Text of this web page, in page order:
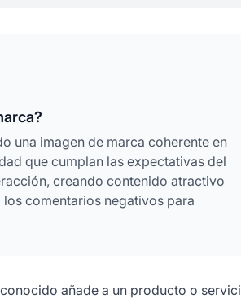
una imagen de marca coherente en
que cumplan las expectativas del
creando contenido atractivo
comentarios negativos para
añade a un producto o